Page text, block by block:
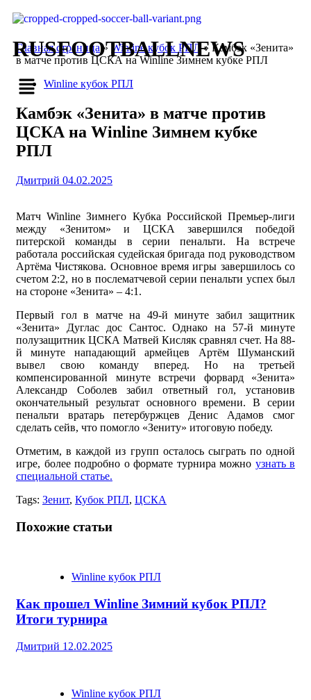
RUSFOOTBALLNEWS
Главная страница» Winline кубок РПЛ » Камбэк «Зенита»
в матче против ЦСКА на Winline Зимнем кубке РПЛ
Winline кубок РПЛ
Камбэк «Зенита» в матче против
ЦСКА на Winline Зимнем кубке
РПЛ
Дмитрий 04.02.2025
Матч Winline Зимнего Кубка Российской Премьер-лиги
между «Зенитом» и ЦСКА завершился победой
питерской команды в серии пенальти. На встрече
работала российская судейская бригада под руководством
Артёма Чистякова. Основное время игры завершилось со
счетом 2:2, но в послематчевой серии пенальти успех был
на стороне «Зенита» – 4:1.
Первый гол в матче на 49-й минуте забил защитник
«Зенита» Дуглас дос Сантос. Однако на 57-й минуте
полузащитник ЦСКА Матвей Кисляк сравнял счет. На 88-
й минуте нападающий армейцев Артём Шуманский
вывел свою команду вперед. Но на третьей
компенсированной минуте встречи форвард «Зенита»
Александр Соболев забил ответный гол, установив
окончательный результат основного времени. В серии
пенальти вратарь петербуржцев Денис Адамов смог
сделать сейв, что помогло «Зениту» итоговую победу.
Отметим, в каждой из групп осталось сыграть по одной
игре, более подробно о формате турнира можно узнать в
специальной статье.
Tags: Зенит, Кубок РПЛ, ЦСКА
Похожие статьи
Winline кубок РПЛ
Как прошел Winline Зимний кубок РПЛ?
Итоги турнира
Дмитрий 12.02.2025
Winline кубок РПЛ